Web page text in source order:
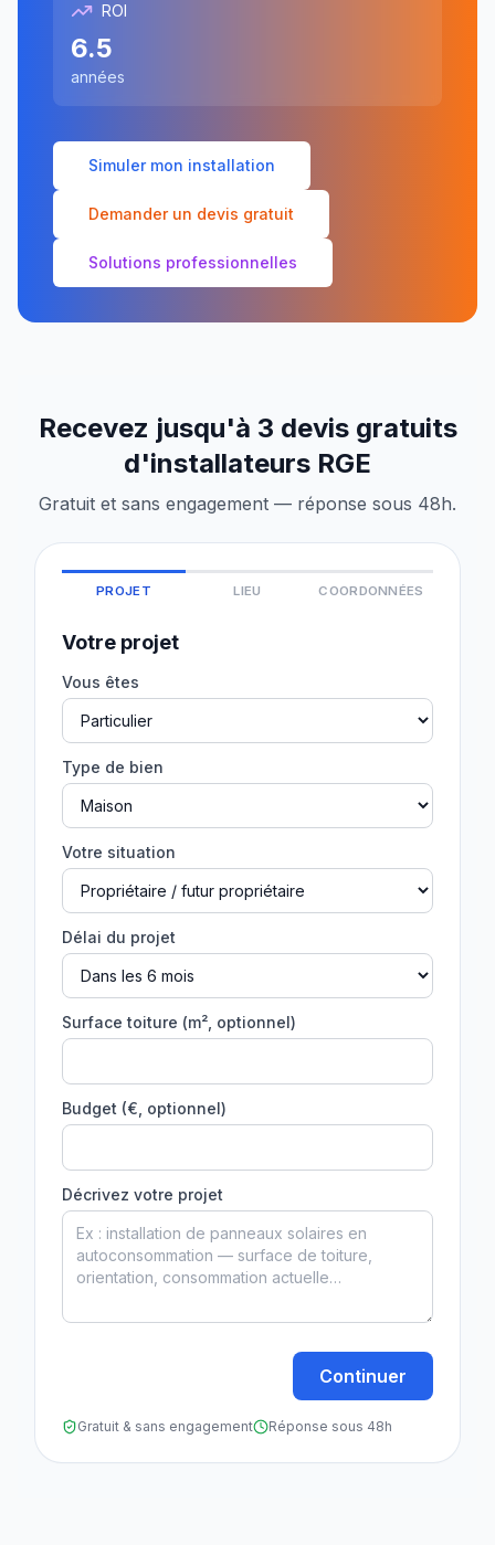
ROI
6.5
années
Simuler mon installation
Demander un devis gratuit
Solutions professionnelles
Recevez jusqu'à 3 devis gratuits
d'installateurs RGE
Gratuit et sans engagement — réponse sous 48h.
PROJET LIEU COORDONNÉES
Votre projet
Vous êtes
Type de bien
Votre situation
Délai du projet
Surface toiture (m², optionnel)
Budget (€, optionnel)
Décrivez votre projet
Continuer
Gratuit & sans engagement Réponse sous 48h